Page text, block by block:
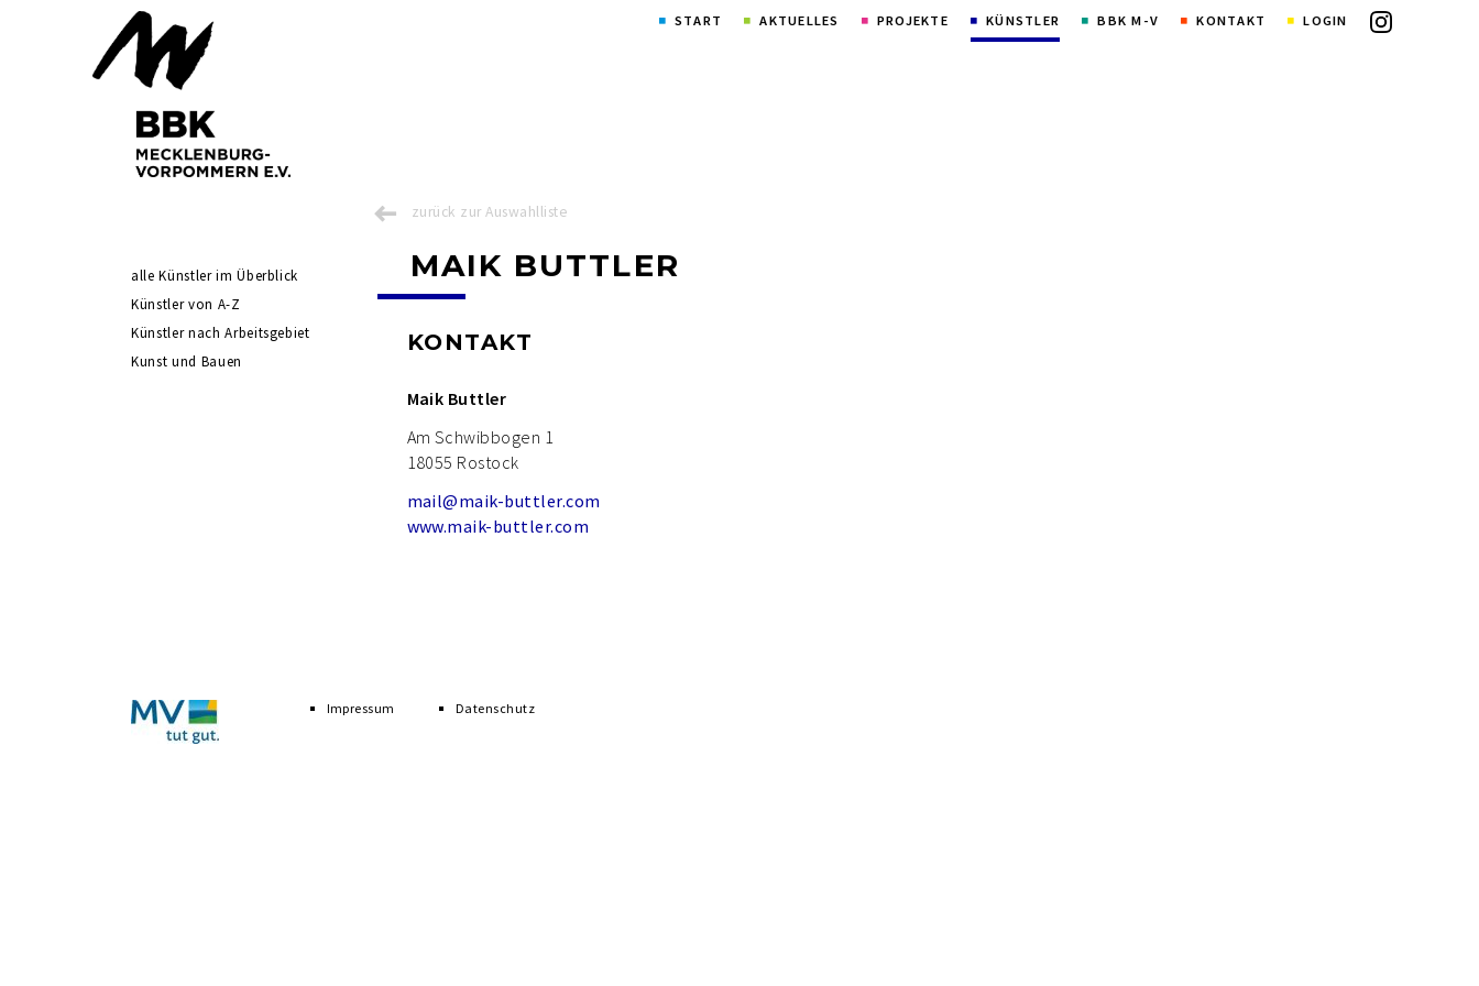
Navigation
START AKTUELLES PROJEKTE KÜNSTLER BBK M-V KONTAKT LOGIN
zurück zur Auswahlliste
MAIK BUTTLER
KONTAKT
Maik Buttler
Am Schwibbogen 1
18055 Rostock
mail@maik-buttler.com
www.maik-buttler.com
überspringen
alle Künstler im Überblick
Künstler von A-Z
Künstler nach Arbeitsgebiet
Kunst und Bauen
überspringenImpressum Datenschutz